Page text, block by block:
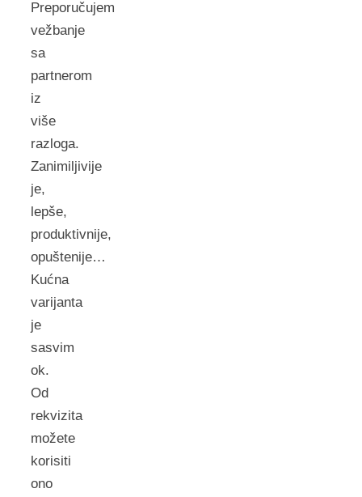
Preporučujem
vežbanje
sa
partnerom
iz
više
razloga.
Zanimiljivije
je,
lepše,
produktivnije,
opuštenije…
Kućna
varijanta
je
sasvim
ok.
Od
rekvizita
možete
korisiti
ono